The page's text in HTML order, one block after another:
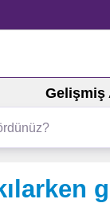
Gelişmiş